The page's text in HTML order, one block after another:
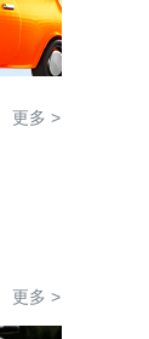
更多 >
更多 >